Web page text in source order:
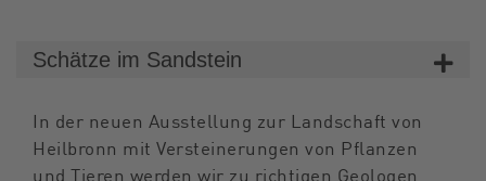
Schätze im Sandstein
In der neuen Ausstellung zur Landschaft von
Heilbronn mit Versteinerungen von Pflanzen
und Tieren werden wir zu richtigen Geologen